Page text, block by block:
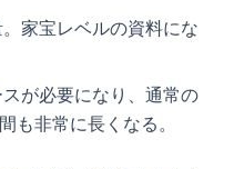
家宝レベルの資料にな
が必要になり、通常の
も非常に長くなる。